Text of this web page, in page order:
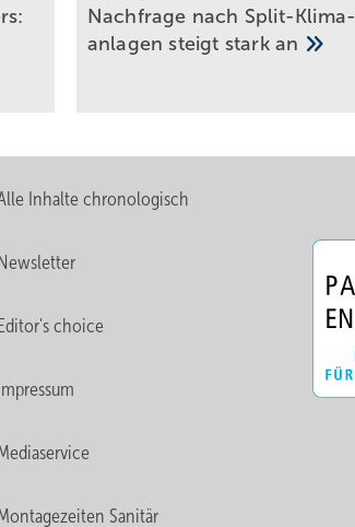
Nachfrage nach Split-Klima­
an­lagen steigt starkan
Inhalte chronologisch
Newsletter
Editor's choice
Impressum
Sanitär